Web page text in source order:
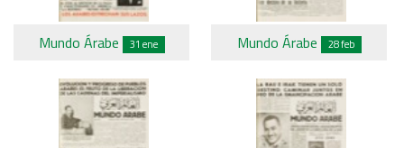
Mundo Árabe 31 ene Mundo Árabe 28 feb